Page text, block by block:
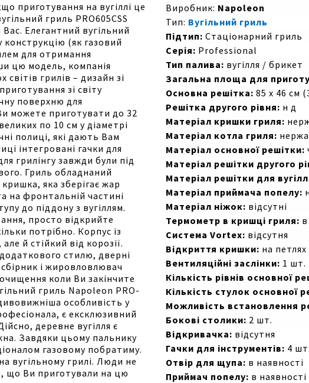
приготування на вугіллі це
гриль PRO605CSS
Елегантний вугільний
конструкцію (як газовий
для отримання
цю модель, компанія
грилів – дизайн зі
зі світу
поверхню для
можете приготувати до 32
по 10 см у діаметрі
полиці, які дають Вам
інтегровані гачки для
грилінгу завжди були під
Гриль обладнаний
яка зберігає жар
на фронтальній частині
до піддону з вугіллям.
просто відкрийте
потрібно. Корпус із
й стійкий від корозії.
стилю, дверні
і жировловлювач
коли Ви закінчите
гриль Napoleon PRO-
особливість у
є ексклюзивний
деревне вугілля є
Завдяки цьому пальнику
газовому побратиму.
вугільному грилі. Люди не
що Ви приготували на цю
Виробник: Napoleon
Тип: Вугільний гриль
Підтип: Стаціонарний гриль
Серія: Professional
Тип палива: вугілля / брикет
Загальна площа для
Основна решітка: 85 x 46 см
Решітка другого рівня: н д
Матеріал кришки гриля:
Матеріал котла гриля:
Матеріал основної решітки:
Матеріал решітки другого
Матеріал решітки для
Матеріал приймача попелу:
Матеріал ніжок: відсутні
Термометр в кришці гриля:
Система Vortex: відсутня
Відкриття кришки: на петлях
Вентиляційні заслінки: 1 шт.
Кількість рівнів основної
Кількість стулок основної
Можливість встановлення
Бокові столики: 2 шт.
Відкривачка: відсутня
Гачки для інструментів: 4 шт.
Отвір для щупа: в наявності
Приймач попелу: в наявності